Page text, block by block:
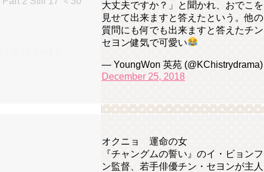
大丈夫ですか？」と聞かれ、おでこを
見せて出来ますと答えたという。他の
質問にも何でも出来ますと答えたチン
セヨン健気で可愛い
— YoungWon 英苑 (@KChistrydrama)
December 25, 2018
オクニョ 運命の女
『チャングムの誓い』のイ・ビョンフ
ン監督、若手俳優チン・セヨンが主人